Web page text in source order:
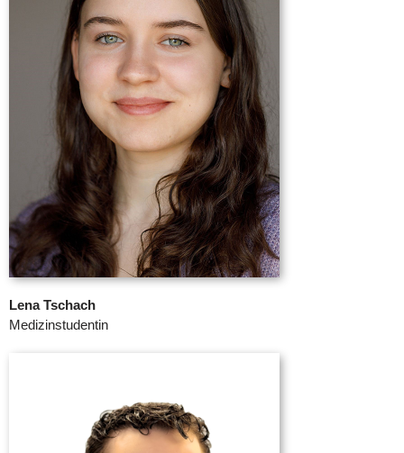
Lena Tschach
Medizinstudentin